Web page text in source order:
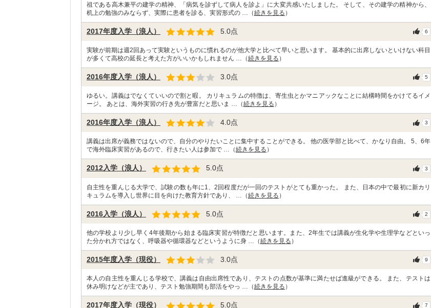
祖である高木兼平の建学の精神、「病気を診ずして病人を診よ」に大変共感いたしました。 そして、その建学の精神から、
机上の勉強のみならず、実際に患者を診る、実習形式の …（続きを見る ）
2017年度入学（浪人） 5.0点 6
実験が前期は週2回あって実験というものに慣れるのが他大学と比べて早いと思います。 基本的に出席しないといけない科目
が多くて高校の延長と考えた方がいいかもしれません …（続きを見る ）
2016年度入学（浪人） 3.0点 5
ゆるい。講義はでなくていいので割と暇。 カリキュラムの特徴は、寄生虫とかマニアックなことに結構時間をかけてるイメ
ージ。 あとは、海外実習の行き先が豊富だと思いま …（続きを見る ）
2016年度入学（浪人） 4.0点 3
講義は出席が義務ではないので、自分のやりたいことに集中することができる。 他の医学部と比べて、かなり自由。 5、6年
で海外臨床実習があるので、行きたい人は参加で …（続きを見る ）
2012入学（浪人） 5.0点 3
自主性を重んじる大学で、試験の数も年に1、2回程度だが一回のテストがとても重かった。 また、日本の中で最初に新カリ
キュラムを導入し世界に目を向けた教育方針であり、 …（続きを見る ）
2016入学（浪人） 5.0点 2
他の学校より少し早く4年後期から始まる臨床実習が特徴だと思います。また、2年生では講義が生化学や生理学などといっ
た分かれ方ではなく、呼吸器や循環器などというように身 …（続きを見る ）
2015年度入学（現役） 3.0点 9
本人の自主性を重んじる学校で、講義は自由出席性であり、テストの点数が基準に満たせば進級ができる。 また、テストは
休み明けなどが主であり、テスト勉強期間も部活をやっ …（続きを見る ）
2017年度入学（現役） 5.0点 7